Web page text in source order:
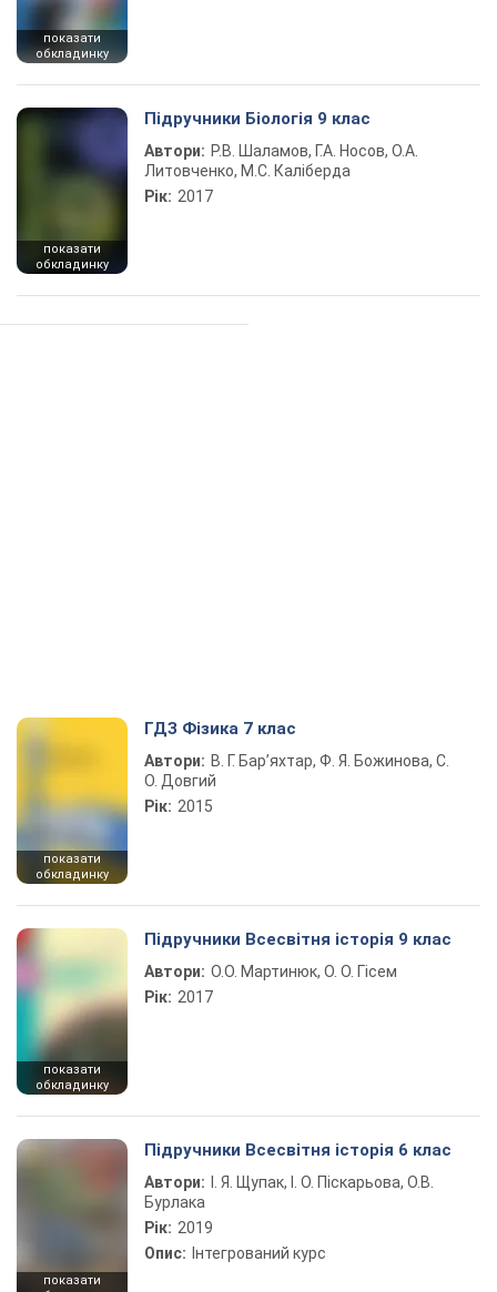
показати
обкладинку
показати
обкладинку
Підручники Біологія 9 клас
Автори: Р.В. Шаламов, Г.А. Носов, О.А.
Литовченко, М.С. Каліберда
Рік: 2017
показати
обкладинку
ГДЗ Фізика 7 клас
Автори: В. Г. Бар’яхтар, Ф. Я. Божинова, С.
О. Довгий
Рік: 2015
показати
обкладинку
Підручники Всесвітня історія 9 клас
Автори: О.О. Мартинюк, О. О. Гісем
Рік: 2017
показати
Підручники Всесвітня історія 6 клас
Автори:
І. Я. Щупак, І. О. Піскарьова, О.В.
Бурлака
Рік: 2019
Опис: Інтегрований курс